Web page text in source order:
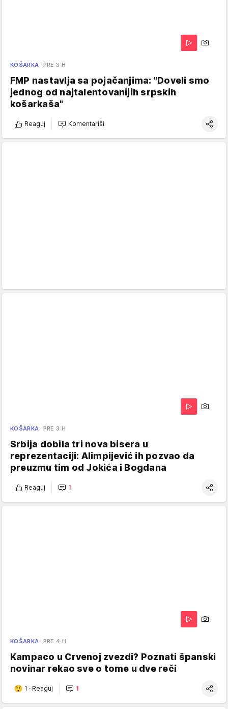
KOŠARKA PRE 3 H
FMP nastavlja sa pojačanjima: "Doveli smo
jednog od najtalentovanijih srpskih
košarkaša"
Reaguj Komentariši
KOŠARKA PRE 3 H
Srbija dobila tri nova bisera u
reprezentaciji: Alimpijević ih pozvao da
preuzmu tim od Jokića i Bogdana
Reaguj 1
KOŠARKA PRE 4 H
Kampaco u Crvenoj zvezdi? Poznati španski
novinar rekao sve o tome u dve reči
1 · Reaguj 1